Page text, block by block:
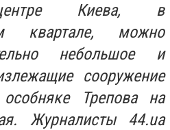
Киева, в
квартале, можно
небольшое и
сооружение
Трепова на
Журналисты 44.ua